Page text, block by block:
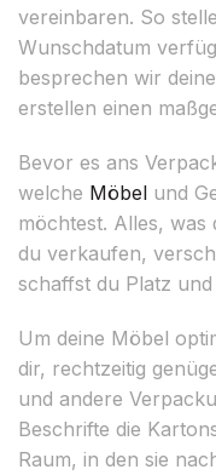
vereinbaren. So
Wunschdatum
besprechen wir
erstellen einen
Bevor es ans
welche Möbel und
möchtest. Alles,
du verkaufen,
schaffst du Platz
Um deine Möbel
dir, rechtzeitig
und andere
Beschrifte die
Raum, in den sie